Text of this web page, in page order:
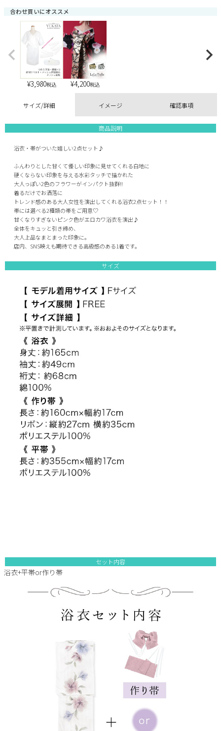
合わせ買いにオススメ
¥3,980税込 ¥4,200税込
サイズ/詳細 イメージ 確認事項
商品説明
浴衣・帯がついた嬉しい2点セット♪
ふんわりとした甘くて優しい印象に見せてくれる白地に
硬くならない印象を与える水彩タッチで描かれた
大人っぽい2色のフラワーがインパクト抜群!!
着るだけでお洒落に
トレンド感のある大人女性を演出してくれる浴衣2点セット！！
帯には選べる2種類の帯をご用意♡
甘くなりすぎないピンク色がエロカワ浴衣を演出♪
全体をキュッと引き締め、
大人上品なまとまった印象に。
店内、SNS映えも期待できる高級感のある1着です。
サイズ
セット内容
浴衣+平帯or作り帯